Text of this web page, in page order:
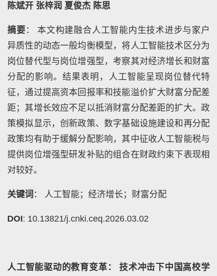
陈斌开 张梓润 夏俊杰 陈思
摘要 ： 本文构建融合人工智能内生技术进步与家户
异质性的动态一般均衡模型，将人工智能技术区分为
岗位替代型与岗位增强型，考察其对经济增长和财富
分配的影响。结果表明，人工智能呈现岗位替代特
征，通过提高资本回报率和技能溢价扩大财富分配差
距；其增长效应不足以抵消财富分配差距的扩大。政
策模拟显示，创新政策、数字基础设施建设和再分配
政策均有助于缓解分配影响，其中征收人工智能税与
提供岗位增强型研发补贴的组合在财政约束下表现相
对较好。
关键词 ： 人工智能；经济增长；财富分配
DOI: 10.13821/j.cnki.ceq.2026.03.02
人工智能驱动的教育变革： 技术冲击下中国高校学